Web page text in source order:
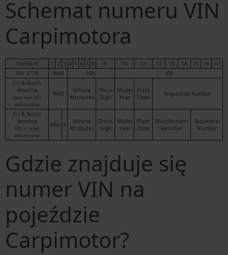
Schemat numeru VIN
Carpimotora
Standard 1 2 3 4 5 6 7 8 9 10 11 12 13 14 15 16
17
ISO 3779
WMI VDS
VIS
EU & North
America
more than 500
vehicles/year
WMI
Vehicle
Attributes
Check
Digit
Model
Year
Plant
Code
Sequential Number
EU & North
America
500 or fewer
vehicles/year
WMI 9
Vehicle
Attributes
Check
Digit
Model
Year
Plant
Code
Manufacturer
Identifier
Sequential
Number
Gdzie znajduje się
numer VIN na
pojeździe
Carpimotor?